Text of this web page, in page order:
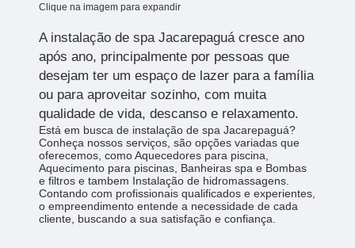
Clique na imagem para expandir
A instalação de spa Jacarepaguá cresce ano
após ano, principalmente por pessoas que
desejam ter um espaço de lazer para a família
ou para aproveitar sozinho, com muita
qualidade de vida, descanso e relaxamento.
Está em busca de instalação de spa Jacarepaguá?
Conheça nossos serviços, são opções variadas que
oferecemos, como Aquecedores para piscina,
Aquecimento para piscinas, Banheiras spa e Bombas
e filtros e tambem Instalação de hidromassagens.
Contando com profissionais qualificados e experientes,
o empreendimento entende a necessidade de cada
cliente, buscando a sua satisfação e confiança.